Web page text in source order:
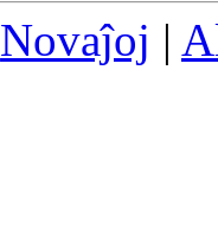
Novaĵoj |